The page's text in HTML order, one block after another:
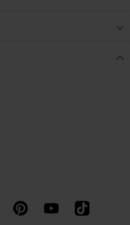
PinterestYouTube TikTok